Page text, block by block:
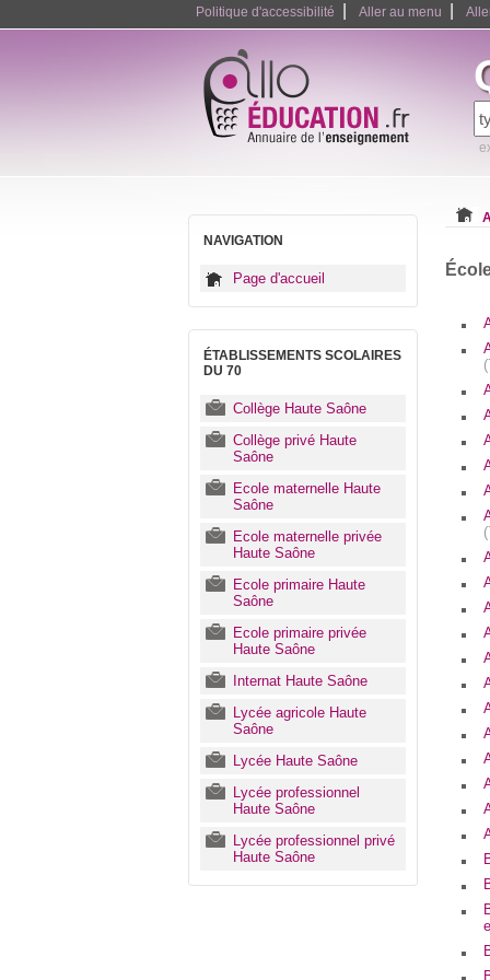
Politique d'accessibilité Aller au menu
NAVIGATION
Page d'accueil
ÉTABLISSEMENTS SCOLAIRES
DU 70
Collège Haute Saône
Collège privé Haute
Saône
Ecole maternelle Haute
Saône
Ecole maternelle privée
Haute Saône
Ecole primaire Haute
Saône
Ecole primaire privée
Haute Saône
Internat Haute Saône
Lycée agricole Haute
Saône
Lycée Haute Saône
Lycée professionnel
Haute Saône
Lycée professionnel privé
Haute Saône